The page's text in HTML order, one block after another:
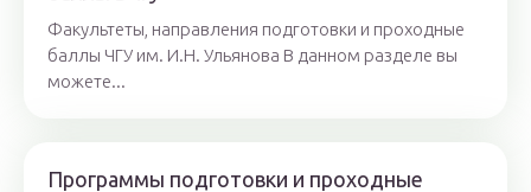
Факультеты, направления подготовки и проходные
баллы ЧГУ им. И.Н. Ульянова В данном разделе вы
можете...
Программы подготовки и проходные